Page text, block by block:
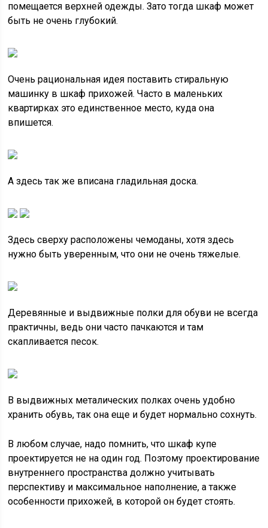
помещается верхней одежды. Зато тогда шкаф может
быть не очень глубокий.
Очень рациональная идея поставить стиральную
машинку в шкаф прихожей. Часто в маленьких
квартирках это единственное место, куда она
впишется.
А здесь так же вписана гладильная доска.
Здесь сверху расположены чемоданы, хотя здесь
нужно быть уверенным, что они не очень тяжелые.
Деревянные и выдвижные полки для обуви не всегда
практичны, ведь они часто пачкаются и там
скапливается песок.
В выдвижных металических полках очень удобно
хранить обувь, так она еще и будет нормально сохнуть.
В любом случае, надо помнить, что шкаф купе
проектируется не на один год. Поэтому проектирование
внутреннего пространства должно учитывать
перспективу и максимальное наполнение, а также
особенности прихожей, в которой он будет стоять.